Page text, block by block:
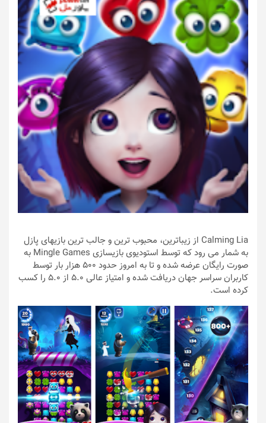
Calming Lia از زیباترین، محبوب ترین و جالب ترین بازیهای پازل
به شمار می رود که توسط استودیوی بازیسازی Mingle Games به
صورت رایگان عرضه شده و تا به امروز حدود 500 هزار بار توسط
کاربران سراسر جهان دریافت شده و امتیاز عالی 5.0 از 5.0 را کسب
کرده است.